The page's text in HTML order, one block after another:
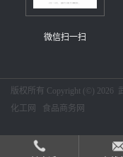
微信扫一扫
版权所有 Copyright (©) 2026
化工网
食品商务网